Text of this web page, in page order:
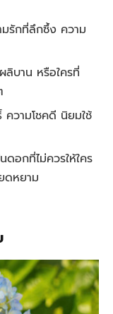
รักที่ลึกซึ้ง ความ
บาน หรือใครที่
วามโชคดี นิยมใช้
อกที่ไม่ควรให้ใคร
ดหยาม